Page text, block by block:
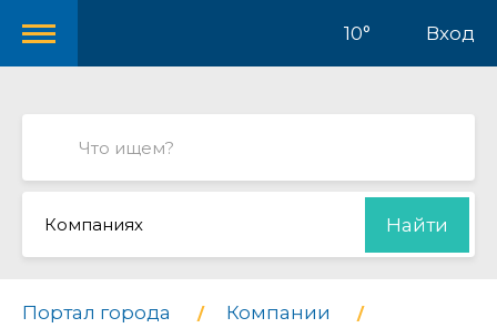
10° Вход
Компаниях Найти
Портал города
Компании